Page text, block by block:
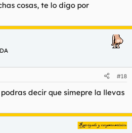
cosas, te lo digo por
#18
decir que simepre la llevas